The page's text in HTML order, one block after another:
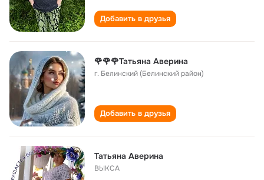
Добавить в друзья
🌹🌹🌹Татьяна Аверина
г. Белинский (Белинский район)
Добавить в друзья
Татьяна Аверина
ВЫКСА